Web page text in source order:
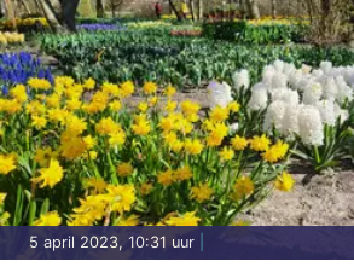
5 april 2023, 10:31 uur